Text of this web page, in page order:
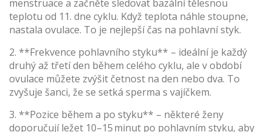
menstruace a začněte sledovat bazální tělesnou
teplotu od 11. dne cyklu. Když teplota náhle stoupne,
nastala ovulace. To je nejlepší čas na pohlavní styk.
2. **Frekvence pohlavního styku** – ideální je každý
druhý až třetí den během celého cyklu, ale v období
ovulace můžete zvýšit četnost na den nebo dva. To
zvyšuje šanci, že se setká sperma s vajíčkem.
3. **Pozice během a po styku** – některé ženy
doporučují ležet 10–15 minut po pohlavním styku, aby